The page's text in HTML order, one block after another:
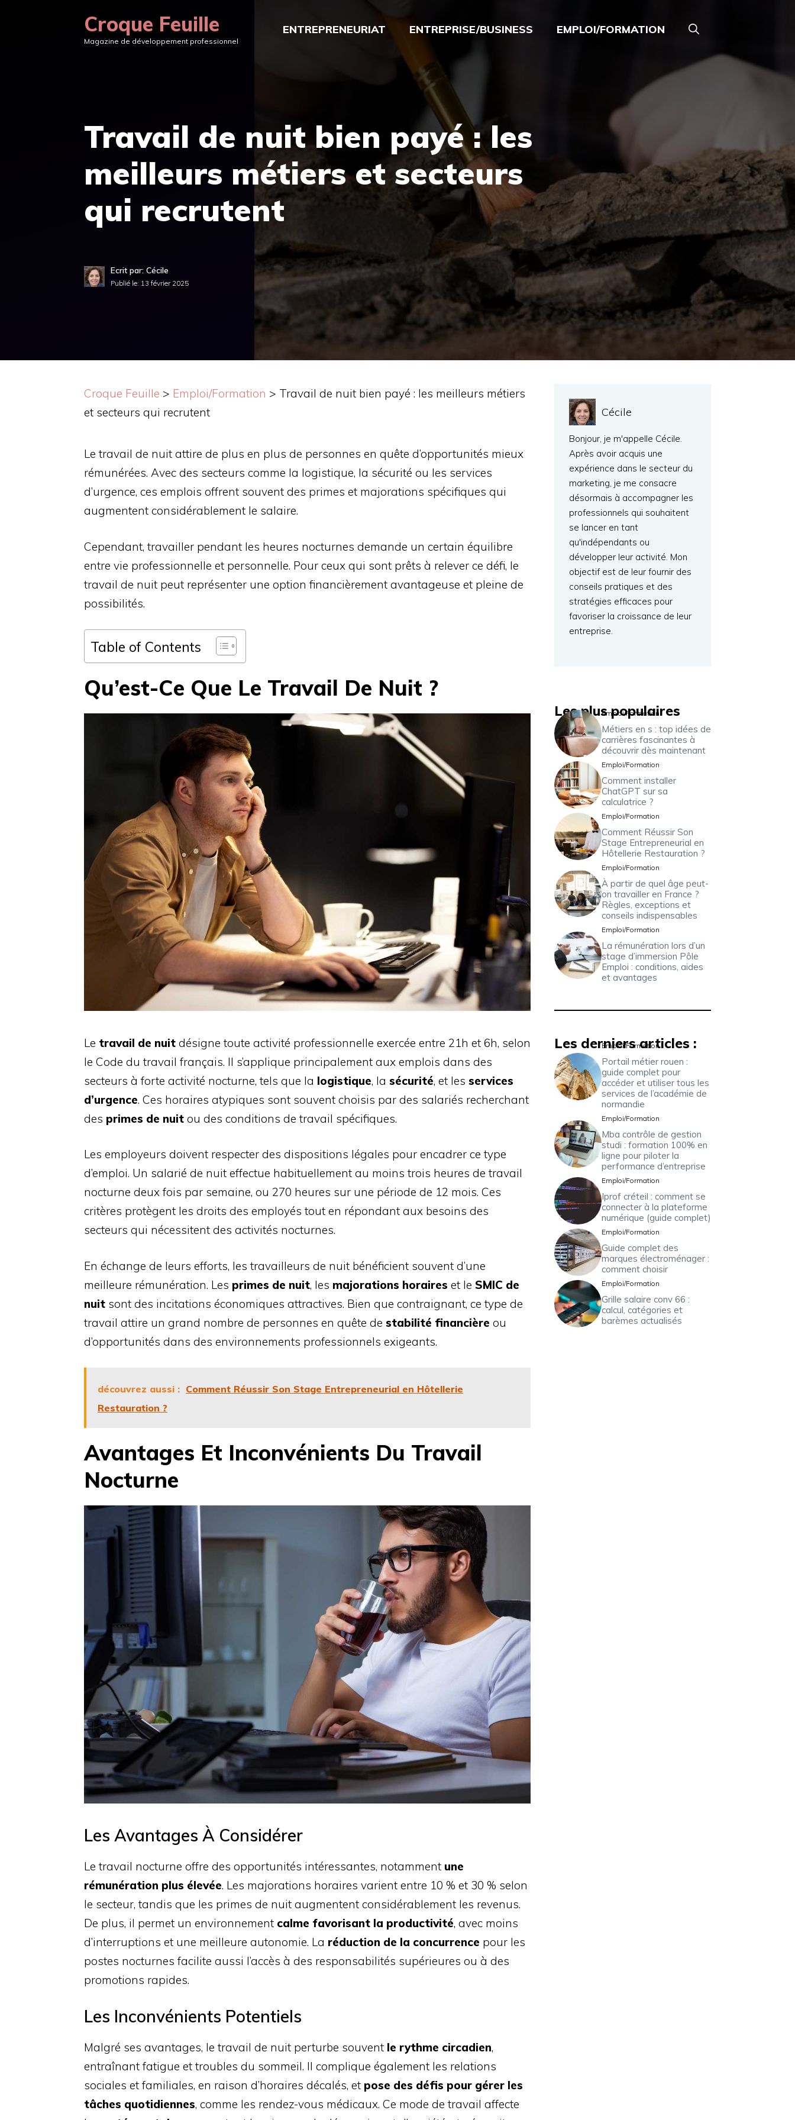
Croque Feuille
Magazine de développement professionnel
ENTREPRENEURIAT ENTREPRISE/BUSINESS EMPLOI/FORMATION
Travail de nuit bien payé : les
meilleurs métiers et secteurs
qui recrutent
Ecrit par: Cécile
Publié le: 13 février 2025
Croque Feuille > Emploi/Formation > Travail de nuit bien payé : les meilleurs métiers
et secteurs qui recrutent
Le travail de nuit attire de plus en plus de personnes en quête d’opportunités mieux
rémunérées. Avec des secteurs comme la logistique, la sécurité ou les services
d’urgence, ces emplois offrent souvent des primes et majorations spécifiques qui
augmentent considérablement le salaire.
Cependant, travailler pendant les heures nocturnes demande un certain équilibre
entre vie professionnelle et personnelle. Pour ceux qui sont prêts à relever ce défi, le
travail de nuit peut représenter une option financièrement avantageuse et pleine de
possibilités.
Table of Contents
Qu’est-Ce Que Le Travail De Nuit ?
Le travail de nuit désigne toute activité professionnelle exercée entre 21h et 6h, selon
le Code du travail français. Il s’applique principalement aux emplois dans des
secteurs à forte activité nocturne, tels que la logistique, la sécurité, et les services
d’urgence. Ces horaires atypiques sont souvent choisis par des salariés recherchant
des primes de nuit ou des conditions de travail spécifiques.
Les employeurs doivent respecter des dispositions légales pour encadrer ce type
d’emploi. Un salarié de nuit effectue habituellement au moins trois heures de travail
nocturne deux fois par semaine, ou 270 heures sur une période de 12 mois. Ces
critères protègent les droits des employés tout en répondant aux besoins des
secteurs qui nécessitent des activités nocturnes.
En échange de leurs efforts, les travailleurs de nuit bénéficient souvent d’une
meilleure rémunération. Les primes de nuit, les majorations horaires et le SMIC de
nuit sont des incitations économiques attractives. Bien que contraignant, ce type de
travail attire un grand nombre de personnes en quête de stabilité financière ou
d’opportunités dans des environnements professionnels exigeants.
découvrez aussi : Comment Réussir Son Stage Entrepreneurial en Hôtellerie
Restauration ?
Avantages Et Inconvénients Du Travail
Nocturne
Les Avantages À Considérer
Le travail nocturne offre des opportunités intéressantes, notamment une
rémunération plus élevée. Les majorations horaires varient entre 10 % et 30 % selon
le secteur, tandis que les primes de nuit augmentent considérablement les revenus.
De plus, il permet un environnement calme favorisant la productivité, avec moins
d’interruptions et une meilleure autonomie. La réduction de la concurrence pour les
postes nocturnes facilite aussi l’accès à des responsabilités supérieures ou à des
promotions rapides.
Les Inconvénients Potentiels
Malgré ses avantages, le travail de nuit perturbe souvent le rythme circadien,
entraînant fatigue et troubles du sommeil. Il complique également les relations
sociales et familiales, en raison d’horaires décalés, et pose des défis pour gérer les
tâches quotidiennes, comme les rendez-vous médicaux. Ce mode de travail affecte
Cécile
Bonjour, je m'appelle Cécile.
Après avoir acquis une
expérience dans le secteur du
marketing, je me consacre
désormais à accompagner les
professionnels qui souhaitent
se lancer en tant
qu'indépendants ou
développer leur activité. Mon
objectif est de leur fournir des
conseils pratiques et des
stratégies efficaces pour
favoriser la croissance de leur
entreprise.
Les plus populaires
Emploi/Formation
Métiers en s : top idées de
carrières fascinantes à
découvrir dès maintenant
Emploi/Formation
Comment installer
ChatGPT sur sa
calculatrice ?
Emploi/Formation
Comment Réussir Son
Stage Entrepreneurial en
Hôtellerie Restauration ?
Emploi/Formation
À partir de quel âge peut-
on travailler en France ?
Règles, exceptions et
conseils indispensables
Emploi/Formation
La rémunération lors d’un
stage d’immersion Pôle
Emploi : conditions, aides
et avantages
Les derniers articles :
Emploi/Formation
Portail métier rouen :
guide complet pour
accéder et utiliser tous les
services de l’académie de
normandie
Emploi/Formation
Mba contrôle de gestion
studi : formation 100% en
ligne pour piloter la
performance d’entreprise
Emploi/Formation
Iprof créteil : comment se
connecter à la plateforme
numérique (guide complet)
Emploi/Formation
Guide complet des
marques électroménager :
comment choisir
Emploi/Formation
Grille salaire conv 66 :
calcul, catégories et
barèmes actualisés